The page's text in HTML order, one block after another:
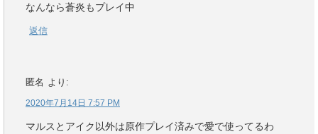
なんなら蒼炎もプレイ中
返信
匿名 より:
2020年7月14日 7:57 PM
マルスとアイク以外は原作プレイ済みで愛で使ってるわ